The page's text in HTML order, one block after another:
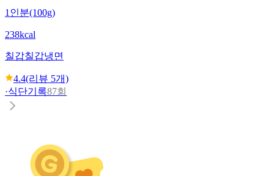
1인분(100g)
238kcal
칠갑칠갑냉면
4.4(리뷰 5개)
·식단기록87회